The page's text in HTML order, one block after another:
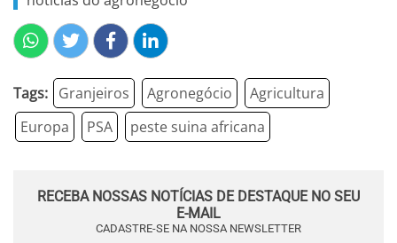
Tags: Granjeiros Agronegócio
Agricultura
Europa
PSA peste suina africana
RECEBA NOSSAS NOTÍCIAS DE DESTAQUE NO SEU
E-MAIL
CADASTRE-SE NA NOSSA NEWSLETTER